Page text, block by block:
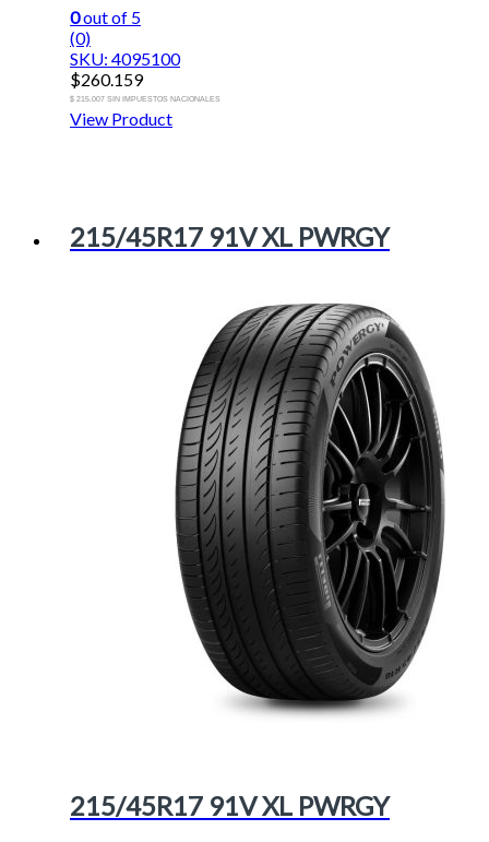
0out of 5
(0)
SKU: 4095100
$260.159
$ 215.007 SIN IMPUESTOS NACIONALES
View Product
215/45R17 91V XL PWRGY
215/45R17 91V XL PWRGY